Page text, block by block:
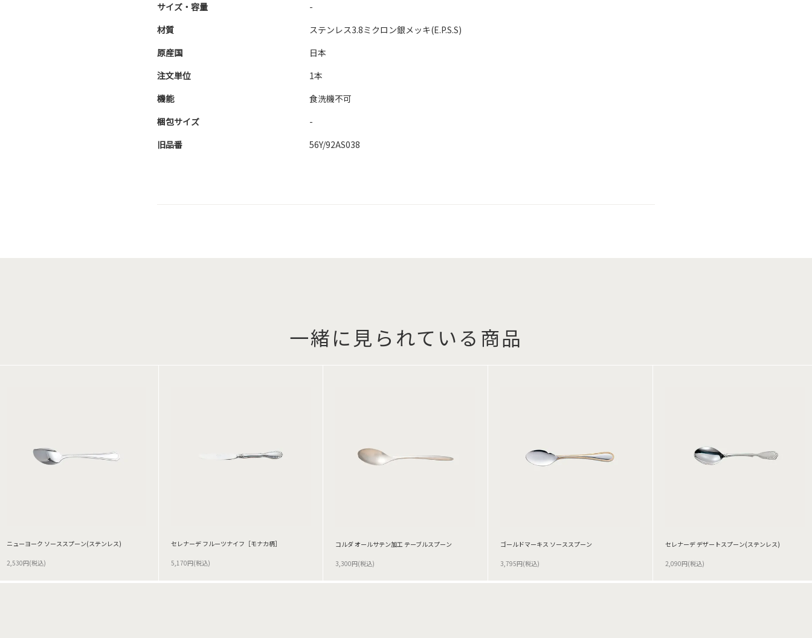
サイズ・容量
-
材質
ステンレス3.8ミクロン銀メッキ(E.P.S.S)
原産国
日本
注文単位
1本
機能
食洗機不可
梱包サイズ
-
旧品番
56Y/92AS038
一緒に見られている商品
ニューヨーク ソーススプーン(ステンレス)
2,530円(税込)
セレナーデ フルーツナイフ［モナカ柄］
5,170円(税込)
コルダ オールサテン加工 テーブルスプーン
3,300円(税込)
ゴールドマーキス ソーススプーン
3,795円(税込)
セレナーデ デザートスプーン(ステンレス)
2,090円(税込)